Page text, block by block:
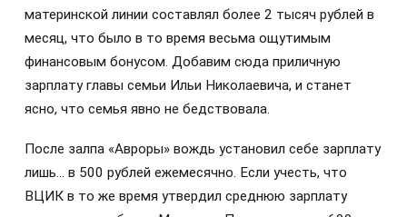
материнской линии составлял более 2 тысяч рублей в
месяц, что было в то время весьма ощутимым
финансовым бонусом. Добавим сюда приличную
зарплату главы семьи Ильи Николаевича, и станет
ясно, что семья явно не бедствовала.
После залпа «Авроры» вождь установил себе зарплату
лишь… в 500 рублей ежемесячно. Если учесть, что
ВЦИК в то же время утвердил среднюю зарплату